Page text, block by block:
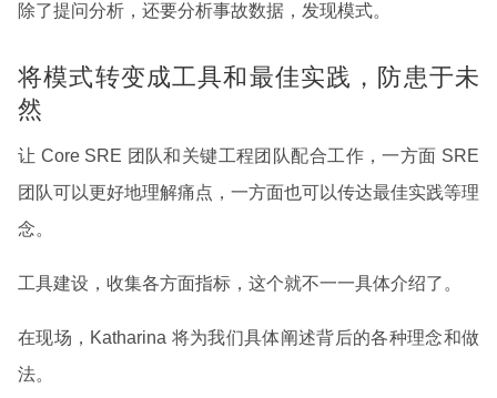
除了提问分析，还要分析事故数据，发现模式。
将模式转变成工具和最佳实践，防患于未
然
让 Core SRE 团队和关键工程团队配合工作，一方面 SRE
团队可以更好地理解痛点，一方面也可以传达最佳实践等理
念。
工具建设，收集各方面指标，这个就不一一具体介绍了。
在现场，Katharina 将为我们具体阐述背后的各种理念和做
法。